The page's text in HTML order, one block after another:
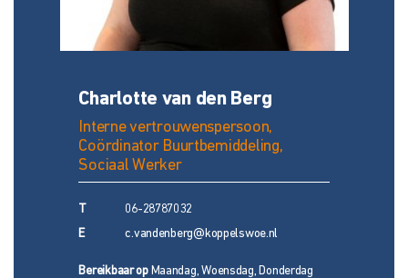
Charlotte van den Berg
Interne vertrouwenspersoon,
Coördinator Buurtbemiddeling,
Sociaal Werker
06-28787032
E c.vandenberg@koppelswoe.nl
Bereikbaar opMaandag, Woensdag, Donderdag